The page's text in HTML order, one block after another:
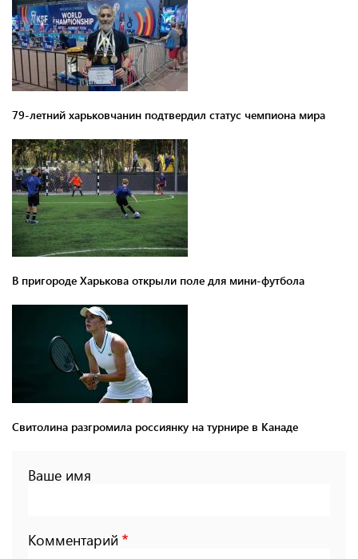
79-летний харьковчанин подтвердил статус чемпиона мира
В пригороде Харькова открыли поле для мини-футбола
Свитолина разгромила россиянку на турнире в Канаде
Ваше имя
Комментарий